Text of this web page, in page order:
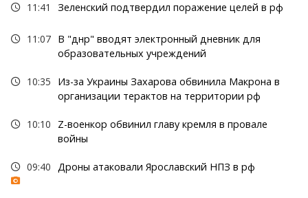
11:41 Зеленский подтвердил поражение целей в рф
11:07 В "днр" вводят электронный дневник для
образовательных учреждений
10:35
Из-за Украины Захарова обвинила Макрона в
организации терактов на территории рф
10:10
Z-военкор обвинил главу кремля в провале
войны
09:40 Дроны атаковали Ярославский НПЗ в рф